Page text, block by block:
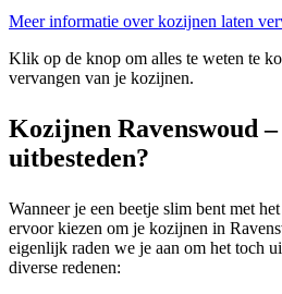
Meer informatie over kozijnen laten
Klik op de knop om alles te weten te
vervangen van je kozijnen.
Kozijnen Ravenswoud
uitbesteden?
Wanneer je een beetje slim bent met
ervoor kiezen om je kozijnen in
eigenlijk raden we je aan om het toch
diverse redenen: